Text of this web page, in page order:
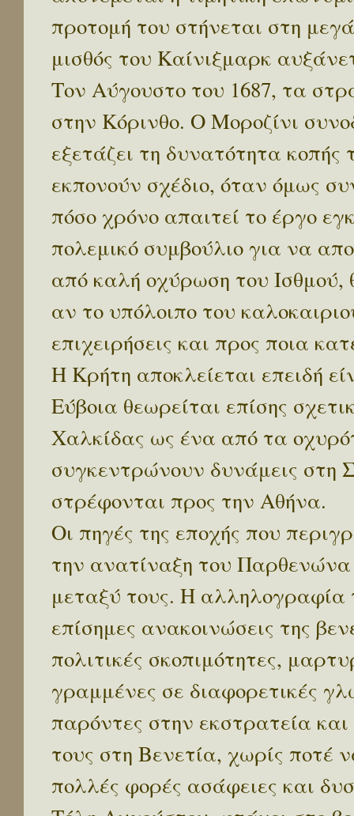
προτομή του στήνεται στη
μισθός του Καίνιξμαρκ
Τον Αύγουστο του 1687, τα
στην Κόρινθο. Ο Μοροζίνι
εξετάζει τη δυνατότητα κοπής
εκπονούν σχέδιο, όταν όμως
πόσο χρόνο απαιτεί το έργο
πολεμικό συμβούλιο για να
από καλή οχύρωση του Ισθμού,
αν το υπόλοιπο του
επιχειρήσεις και προς ποια
Η Κρήτη αποκλείεται επειδή
Εύβοια θεωρείται επίσης
Χαλκίδας ως ένα από τα
συγκεντρώνουν δυνάμεις στη
στρέφονται προς την Αθήνα.
Οι πηγές της εποχής που
την ανατίναξη του Παρθενώνα
μεταξύ τους. Η αλληλογραφία
επίσημες ανακοινώσεις της
πολιτικές σκοπιμότητες,
γραμμένες σε διαφορετικές
παρόντες στην εκστρατεία
τους στη Βενετία, χωρίς ποτέ
πολλές φορές ασάφειες και